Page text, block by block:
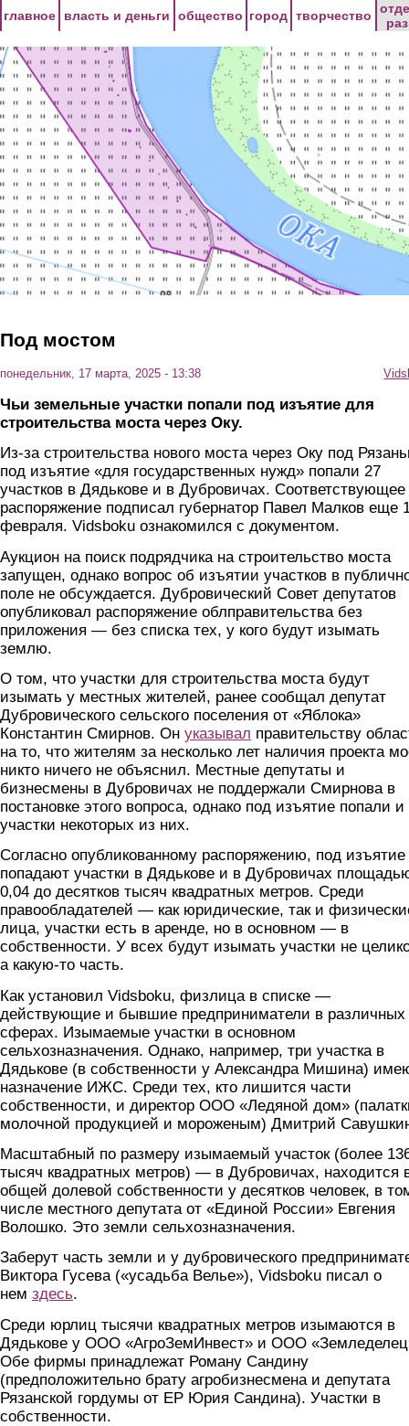
главное власть и деньги общество город творчество
Под мостом
понедельник, 17 марта, 2025 - 13:38
Чьи земельные участки попали под изъятие для
строительства моста через Оку.
Из-за строительства нового моста через Оку под
под изъятие «для государственных нужд» попали 27
участков в Дядькове и в Дубровичах. Соответствующее
распоряжение подписал губернатор Павел Малков еще
февраля. Vidsboku ознакомился с документом.
Аукцион на поиск подрядчика на строительство моста
запущен, однако вопрос об изъятии участков в
поле не обсуждается. Дубровический Совет депутатов
опубликовал распоряжение облправительства без
приложения — без списка тех, у кого будут изымать
землю.
О том, что участки для строительства моста будут
изымать у местных жителей, ранее сообщал депутат
Дубровического сельского поселения от «Яблока»
Константин Смирнов. Он указывал правительству
на то, что жителям за несколько лет наличия проекта
никто ничего не объяснил. Местные депутаты и
бизнесмены в Дубровичах не поддержали Смирнова в
постановке этого вопроса, однако под изъятие попали и
участки некоторых из них.
Согласно опубликованному распоряжению, под изъятие
попадают участки в Дядькове и в Дубровичах
0,04 до десятков тысяч квадратных метров. Среди
правообладателей — как юридические, так и
лица, участки есть в аренде, но в основном — в
собственности. У всех будут изымать участки не
а какую-то часть.
Как установил Vidsboku, физлица в списке —
действующие и бывшие предприниматели в различных
сферах. Изымаемые участки в основном
сельхозназначения. Однако, например, три участка в
Дядькове (в собственности у Александра Мишина)
назначение ИЖС. Среди тех, кто лишится части
собственности, и директор ООО «Ледяной дом»
молочной продукцией и мороженым) Дмитрий
Масштабный по размеру изымаемый участок (более
тысяч квадратных метров) — в Дубровичах, находится
общей долевой собственности у десятков человек, в
числе местного депутата от «Единой России» Евгения
Волошко. Это земли сельхозназначения.
Заберут часть земли и у дубровического
Виктора Гусева («усадьба Велье»), Vidsboku писал о
нем здесь.
Среди юрлиц тысячи квадратных метров изымаются в
Дядькове у ООО «АгроЗемИнвест» и ООО
Обе фирмы принадлежат Роману Сандину
(предположительно брату агробизнесмена и депутата
Рязанской гордумы от ЕР Юрия Сандина). Участки в
собственности.